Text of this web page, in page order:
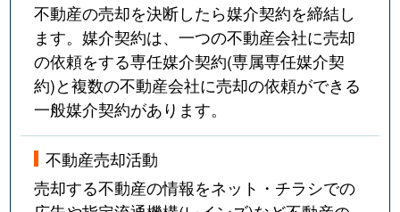
不動産の売却を決断したら媒介契約を締結し
ます。媒介契約は、一つの不動産会社に売却
の依頼をする専任媒介契約(専属専任媒介契
約)と複数の不動産会社に売却の依頼ができる
一般媒介契約があります。
不動産売却活動
売却する不動産の情報をネット・チラシでの